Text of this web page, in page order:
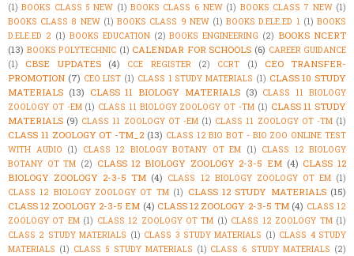
(1) BOOKS CLASS 5 NEW (1) BOOKS CLASS 6 NEW (1) BOOKS CLASS 7 NEW (1)
BOOKS CLASS 8 NEW (1) BOOKS CLASS 9 NEW (1) BOOKS D.ELE.ED 1 (1) BOOKS
D.ELE.ED 2 (1) BOOKS EDUCATION (2) BOOKS ENGINEERING (2) BOOKS NCERT
(13) BOOKS POLYTECHNIC (1) CALENDAR FOR SCHOOLS (6) CAREER GUIDANCE
(1)
CBSE UPDATES (4) CCE REGISTER (2) CCRT (1)
CEO TRANSFER-
PROMOTION (7) CEO LIST (1) CLASS 1 STUDY MATERIALS (1) CLASS 10 STUDY
MATERIALS (13) CLASS 11 BIOLOGY MATERIALS (3) CLASS 11 BIOLOGY
ZOOLOGY OT -EM (1) CLASS 11 BIOLOGY ZOOLOGY OT -TM (1) CLASS 11 STUDY
MATERIALS (9) CLASS 11 ZOOLOGY OT -EM (1) CLASS 11 ZOOLOGY OT -TM (1)
CLASS 11 ZOOLOGY OT -TM_2 (13) CLASS 12 BIO BOT - BIO ZOO ONLINE TEST
WITH AUDIO (1) CLASS 12 BIOLOGY BOTANY OT EM (1) CLASS 12 BIOLOGY
BOTANY OT TM (2) CLASS 12 BIOLOGY ZOOLOGY 2-3-5 EM (4) CLASS 12
BIOLOGY ZOOLOGY 2-3-5 TM (4) CLASS 12 BIOLOGY ZOOLOGY OT EM (1)
CLASS 12 BIOLOGY ZOOLOGY OT TM (1) CLASS 12 STUDY MATERIALS (15)
CLASS 12 ZOOLOGY 2-3-5 EM (4) CLASS 12 ZOOLOGY 2-3-5 TM (4) CLASS 12
ZOOLOGY OT EM (1) CLASS 12 ZOOLOGY OT TM (1) CLASS 12 ZOOLOGY TM (1)
CLASS 2 STUDY MATERIALS (1) CLASS 3 STUDY MATERIALS (1) CLASS 4 STUDY
MATERIALS (1) CLASS 5 STUDY MATERIALS (1) CLASS 6 STUDY MATERIALS (2)